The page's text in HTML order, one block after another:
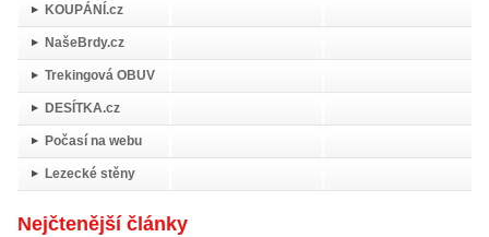
KOUPÁNÍ.cz
NašeBrdy.cz
Trekingová OBUV
DESÍTKA.cz
Počasí na webu
Lezecké stěny
Nejčtenější články